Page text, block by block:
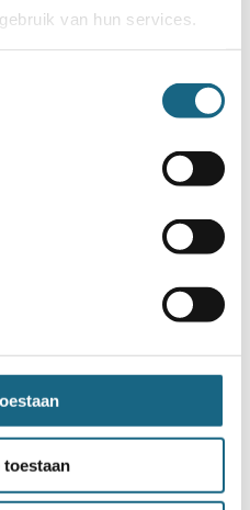
van hun services.
toestaan
mede mogelijk